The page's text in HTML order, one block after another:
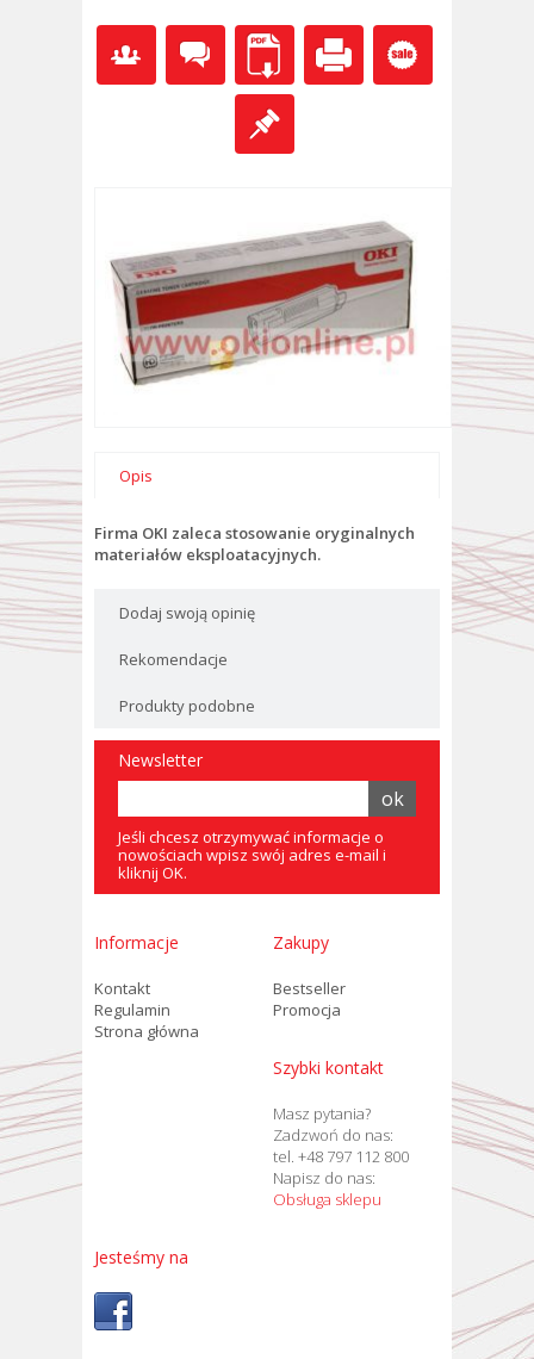
Opis
Firma OKI zaleca stosowanie oryginalnych
materiałów eksploatacyjnych.
Dodaj swoją opinię
Rekomendacje
Produkty podobne
Newsletter
Jeśli chcesz otrzymywać informacje o
nowościach wpisz swój adres e-mail i
kliknij OK.
Informacje
Kontakt
Regulamin
Strona główna
Zakupy
Bestseller
Promocja
Szybki kontakt
Masz pytania?
Zadzwoń do nas:
tel. +48 797 112 800
Napisz do nas:
Obsługa sklepu
Jesteśmy na